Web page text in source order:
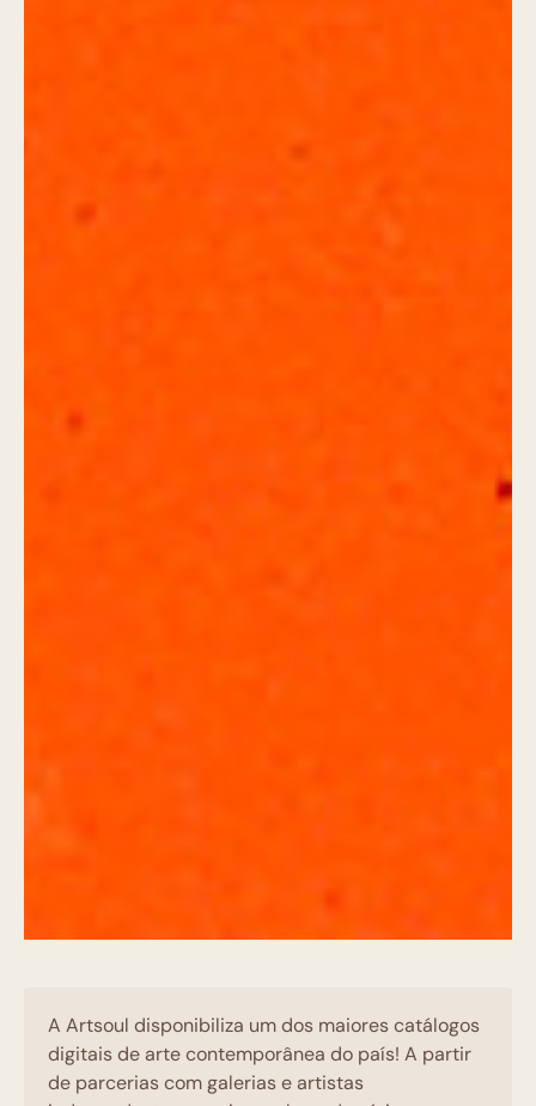
A Artsoul disponibiliza um dos maiores catálogos
digitais de arte contemporânea do país! A partir
de parcerias com galerias e artistas